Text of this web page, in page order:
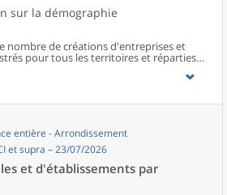
sur la démographie
nombre de créations d'entreprises et
pour tous les territoires et réparties
et la forme légale.
entière - Arrondissement
et supra – 23/07/2026
et d'établissements par